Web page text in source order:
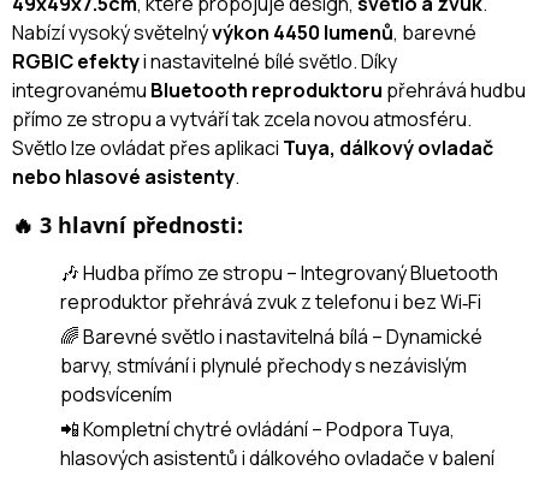
Nabízí vysoký světelnývýkon 4450 lumenů, barevné
RGBIC efektyi nastavitelné bílé světlo. Díky
integrovanému Bluetooth reproduktoru přehrává hudbu
přímo ze stropu a vytváří tak zcela novou atmosféru.
Světlo lze ovládat přes aplikaci Tuya, dálkový ovladač
nebo hlasové asistenty.
🔥 3 hlavní přednosti:
🎶 Hudba přímo ze stropu – Integrovaný Bluetooth
reproduktor přehrává zvuk z telefonu i bez Wi‑Fi
🌈 Barevné světlo i nastavitelná bílá – Dynamické
barvy, stmívání i plynulé přechody s nezávislým
podsvícením
📲 Kompletní chytré ovládání – Podpora Tuya,
hlasových asistentů i dálkového ovladače v balení